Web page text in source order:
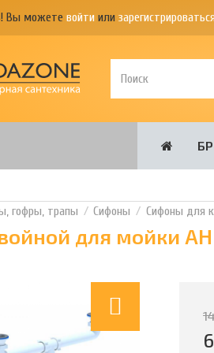
Вы можете войти или
гофры, трапы Сифоны Сифоны для
для мойки